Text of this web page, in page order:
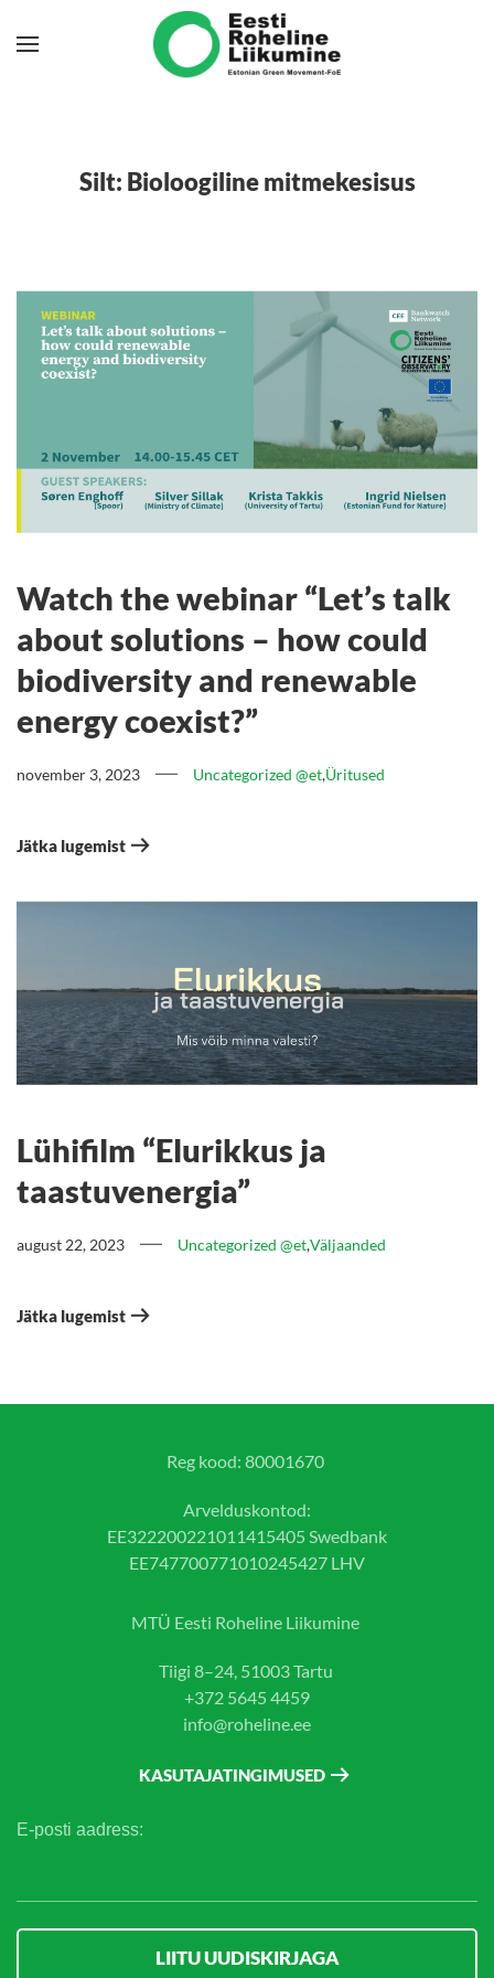
Skip to main content
Silt: Bioloogiline mitmekesisus
Watch the webinar “Let’s talk
about solutions – how could
biodiversity and renewable
energy coexist?”
november 3, 2023 Uncategorized @et,Üritused
Jätka lugemist
Lühifilm “Elurikkus ja
taastuvenergia”
august 22, 2023 Uncategorized @et,Väljaanded
Jätka lugemist
Reg kood: 80001670
Arvelduskontod:
EE322200221011415405 Swedbank
EE747700771010245427 LHV
MTÜ Eesti Roheline Liikumine
Tiigi 8–24, 51003 Tartu
+372 5645 4459
info@roheline.ee
KASUTAJATINGIMUSED
E-posti aadress: